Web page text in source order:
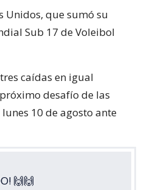
Unidos, que sumó su
Sub 17 de Voleibol
caídas en igual
desafío de las
lunes 10 de agosto ante
🙌🙌